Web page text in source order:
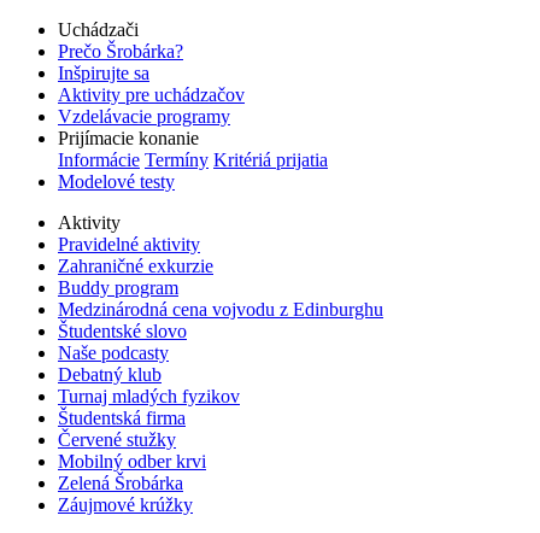
Uchádzači
Prečo Šrobárka?
Inšpirujte sa
Aktivity pre uchádzačov
Vzdelávacie programy
Prijímacie konanie
Informácie Termíny Kritériá prijatia
Modelové testy
Aktivity
Pravidelné aktivity
Zahraničné exkurzie
Buddy program
Medzinárodná cena vojvodu z Edinburghu
Študentské slovo
Naše podcasty
Debatný klub
Turnaj mladých fyzikov
Študentská firma
Červené stužky
Mobilný odber krvi
Zelená Šrobárka
Záujmové krúžky